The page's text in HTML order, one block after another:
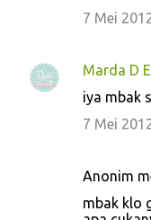
7 Mei
Marda D
iya mbak
7 Mei
Anonim
mbak klo